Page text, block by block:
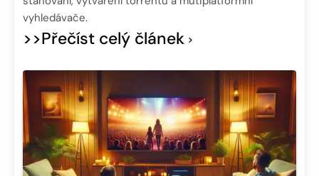
vyhledávače.
>>Přečíst celý článek